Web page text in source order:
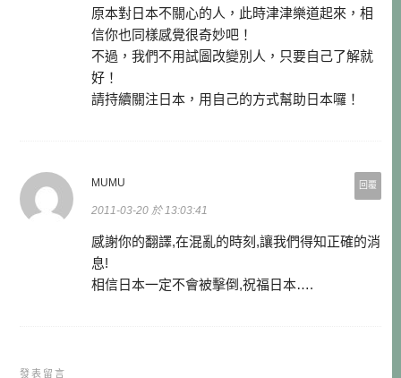
原本對日本不關心的人，此時津津樂道起來，相
信你也同樣感覺很奇妙吧！
不過，我們不用試圖改變別人，只要自己了解就
好！
請持續關注日本，用自己的方式幫助日本囉！
回覆
MUMU
2011-03-20 於 13:03:41
感謝你的翻譯,在混亂的時刻,讓我們得知正確的消
息!
相信日本一定不會被擊倒,祝福日本….
發表留言